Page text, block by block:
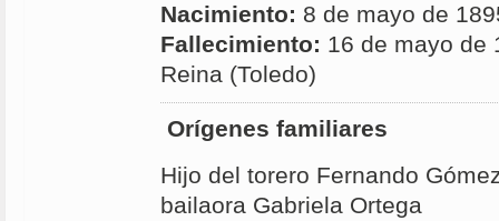
Nacimiento: 8 de mayo de
Fallecimiento: 16 de mayo de
Reina (Toledo)
Orígenes familiares
Hijo del torero Fernando
bailaora Gabriela Ortega